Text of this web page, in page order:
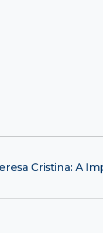
Cristina: A